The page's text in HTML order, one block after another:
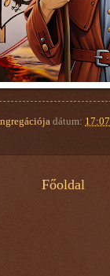
dátum: 17:07
Főoldal